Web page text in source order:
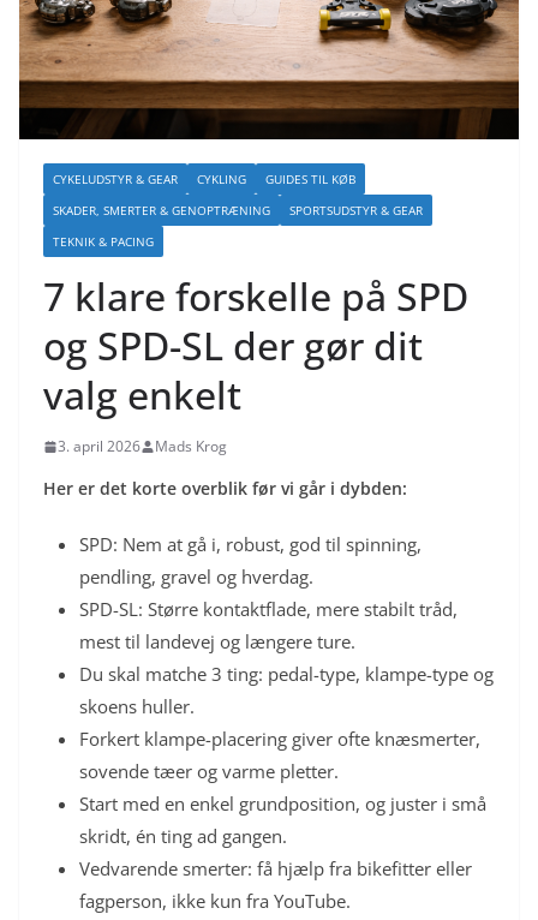
CYKELUDSTYR & GEAR CYKLING
GUIDES TIL KØB
SKADER, SMERTER & GENOPTRÆNING
SPORTSUDSTYR & GEAR
TEKNIK & PACING
7 klare forskelle på SPD
og SPD-SL der gør dit
valg enkelt
3. april 2026 Mads Krog
Her er det korte overblik før vi går i dybden:
SPD: Nem at gå i, robust, god til spinning,
pendling, gravel og hverdag.
SPD-SL: Større kontaktflade, mere stabilt tråd,
mest til landevej og længere ture.
Du skal matche 3 ting: pedal-type, klampe-type og
skoens huller.
Forkert klampe-placering giver ofte knæsmerter,
sovende tæer og varme pletter.
Start med en enkel grundposition, og juster i små
skridt, én ting ad gangen.
Vedvarende smerter: få hjælp fra bikefitter eller
fagperson, ikke kun fra YouTube.